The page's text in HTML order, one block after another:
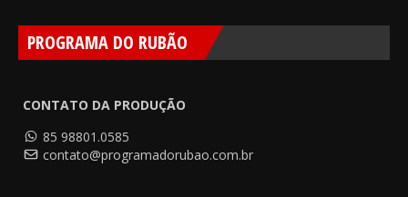
PROGRAMA DO RUBÃO
CONTATO DA PRODUÇÃO
85 98801.0585
contato@programadorubao.com.br